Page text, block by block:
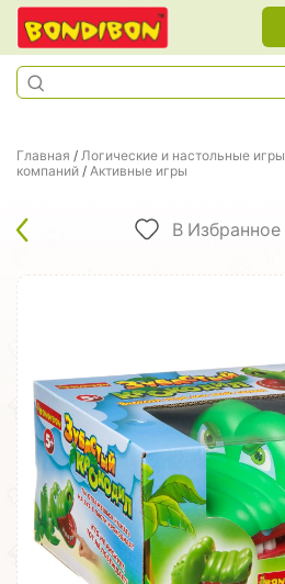
Главная / Логические и настольные игры
компаний / Активные игры
В Избранное